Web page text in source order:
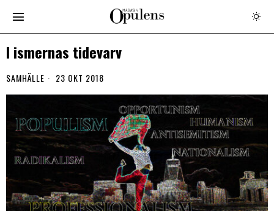
I ismernas tidevarv
SAMHÄLLE 23 OKT 2018